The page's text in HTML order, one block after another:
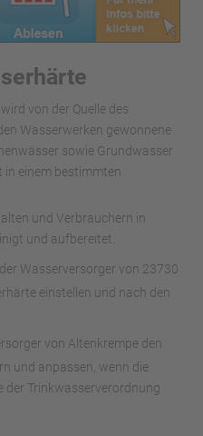
von der Quelle des
Wasserwerken gewonnene
sowie Grundwasser
in einem bestimmten
und Verbrauchern in
und aufbereitet.
Wasserversorger von 23730
einstellen und nach den
von Altenkrempe den
und anpassen, wenn die
der Trinkwasserverordnung